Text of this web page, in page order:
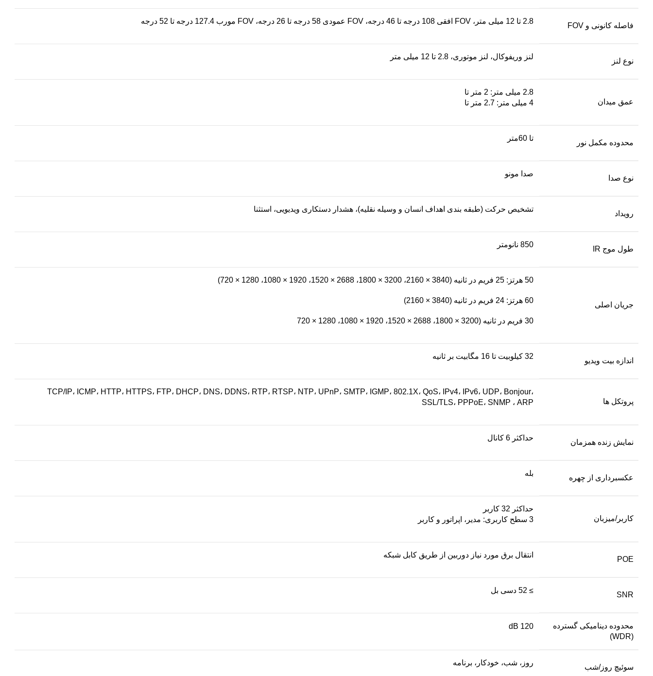
فاصله کانونی و FOV
2.8 تا 12 میلی متر، FOV افقی 108 درجه تا 46 درجه، FOV عمودی 58 درجه تا 26 درجه، FOV مورب 127.4 درجه تا 52 درجه
نوع لنز
لنز وریفوکال، لنز موتوری، 2.8 تا 12 میلی متر
عمق میدان
2.8 میلی متر: 2 متر تا
4 میلی متر: 2.7 متر تا
محدوده مکمل نور
تا 60متر
نوع صدا
صدا مونو
رویداد
تشخیص حرکت (طبقه بندی اهداف انسان و وسیله نقلیه)، هشدار دستکاری ویدیویی، استثنا
طول موج IR
850 نانومتر
جریان اصلی
50 هرتز: 25 فریم در ثانیه (3840 × 2160، 3200 × 1800، 2688 × 1520، 1920 × 1080، 1280 × 720)
60 هرتز: 24 فریم در ثانیه (3840 × 2160)
30 فریم در ثانیه (3200 × 1800، 2688 × 1520، 1920 × 1080، 1280 × 720
اندازه بیت ویدیو
32 کیلوبیت تا 16 مگابیت بر ثانیه
پروتکل ها
TCP/IP، ICMP، HTTP، HTTPS، FTP، DHCP، DNS، DDNS، RTP، RTSP، NTP، UPnP، SMTP، IGMP، 802.1X، QoS، IPv4، IPv6، UDP، Bonjour،
SSL/TLS، PPPoE، SNMP ، ARP
نمایش زنده همزمان
حداکثر 6 کانال
عکسبرداری از چهره
بله
کاربر/میزبان
حداکثر 32 کاربر
3 سطح کاربری: مدیر، اپراتور و کاربر
POE
انتقال برق مورد نیاز دوربین از طریق کابل شبکه
SNR
≥ 52 دسی بل
محدوده دینامیکی گسترده
(WDR)
120 dB
سوئیچ روز/شب
روز، شب، خودکار، برنامه